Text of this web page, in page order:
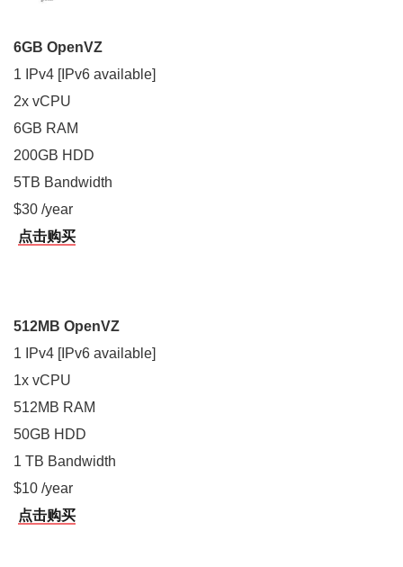
6GB OpenVZ
1 IPv4 [IPv6 available]
2x vCPU
6GB RAM
200GB HDD
5TB Bandwidth
$30 /year
点击购买
512MB OpenVZ
1 IPv4 [IPv6 available]
1x vCPU
512MB RAM
50GB HDD
1 TB Bandwidth
$10 /year
点击购买